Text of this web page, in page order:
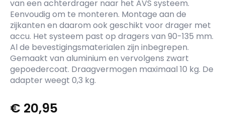
van een achterdrager naar het AVS systeem.
Eenvoudig om te monteren. Montage aan de
zijkanten en daarom ook geschikt voor drager met
accu. Het systeem past op dragers van 90-135 mm.
Al de bevestigingsmaterialen zijn inbegrepen.
Gemaakt van aluminium en vervolgens zwart
gepoedercoat. Draagvermogen maximaal 10 kg. De
adapter weegt 0,3 kg.
€ 20,95